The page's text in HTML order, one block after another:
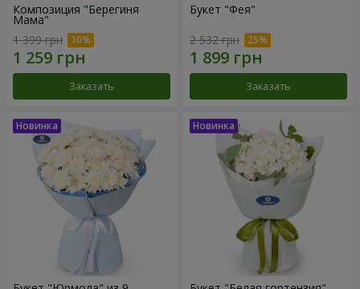
Композиция "Берегиня
Мама"
1 399 грн
Заказать
Букет "Фея"
2 532 грн
Заказать